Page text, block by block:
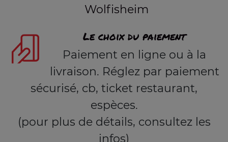
Wolfisheim
Le choix du paiement
Paiement en ligne ou à la
livraison. Réglez par paiement
sécurisé, cb, ticket restaurant,
espèces.
(pour plus de détails, consultez les
infos)